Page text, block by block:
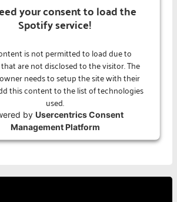
your consent to load the
Spotify service!
is not permitted to load due to
are not disclosed to the visitor. The
needs to setup the site with their
this content to the list of technologies
used.
byUsercentrics Consent
Management Platform